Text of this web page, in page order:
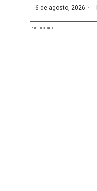
6 de agosto, 2026 ·
PUBLICIDAD